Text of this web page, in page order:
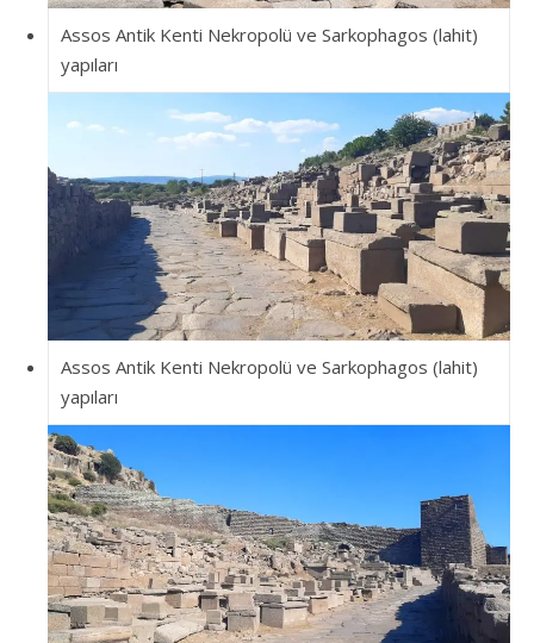
Assos Antik Kenti Nekropolü ve Sarkophagos (lahit)
yapıları
Assos Antik Kenti Nekropolü ve Sarkophagos (lahit)
yapıları